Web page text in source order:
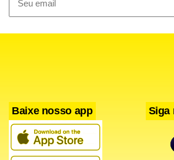
Baixe nosso app Siga